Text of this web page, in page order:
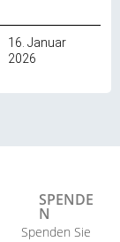
16. Januar
2026
SPENDE
N
Spenden Sie